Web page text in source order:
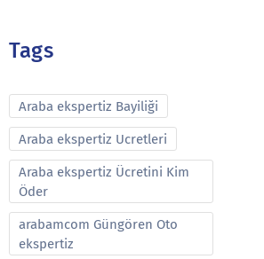
Tags
Araba ekspertiz Bayiliği
Araba ekspertiz Ucretleri
Araba ekspertiz Ücretini Kim
Öder
arabamcom Güngören Oto
ekspertiz